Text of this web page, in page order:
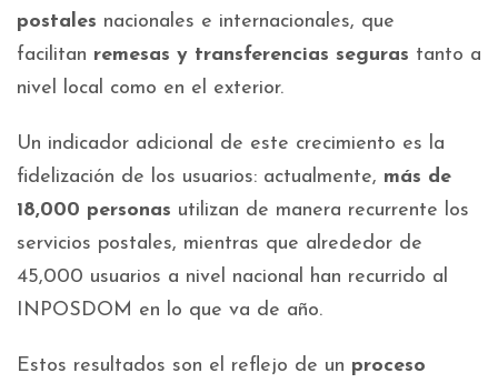
postales nacionales e internacionales, que
facilitan remesas y transferencias seguras tanto a
nivel local como en el exterior.
Un indicador adicional de este crecimiento es la
fidelización de los usuarios: actualmente, más de
18,000 personas utilizan de manera recurrente los
servicios postales, mientras que alrededor de
45,000 usuarios a nivel nacional han recurrido al
INPOSDOM en lo que va de año.
Estos resultados son el reflejo de un proceso